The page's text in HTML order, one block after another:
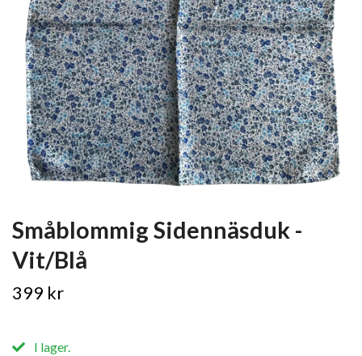
Småblommig Sidennäsduk -
Vit/Blå
399 kr
I lager.